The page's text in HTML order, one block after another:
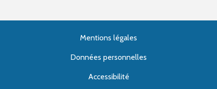
Mentions légales
Données personnelles
Accessibilité